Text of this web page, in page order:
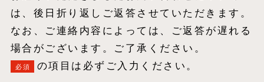
は、後日折り返しご返答させていただきます。
なお、ご連絡内容によっては、ご返答が遅れる
場合がございます。ご了承ください。
必須 の項目は必ずご入力ください。